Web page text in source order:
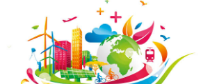
för Rapporter inom vägtrafik